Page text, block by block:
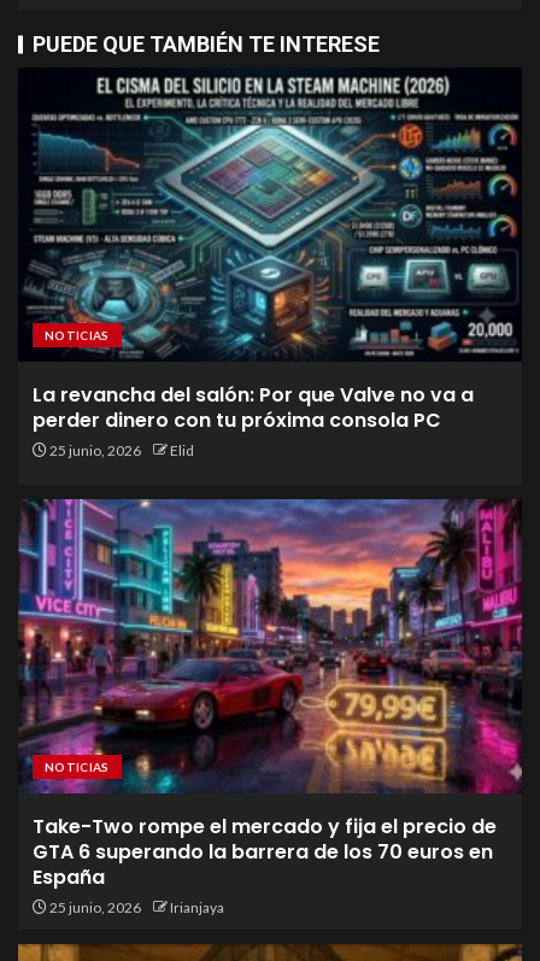
PUEDE QUE TAMBIÉN TE INTERESE
NOTICIAS
La revancha del salón: Por que Valve no va a
perder dinero con tu próxima consola PC
25 junio, 2026 Elid
NOTICIAS
Take-Two rompe el mercado y fija el precio de
GTA 6 superando la barrera de los 70 euros en
España
25 junio, 2026 Irianjaya